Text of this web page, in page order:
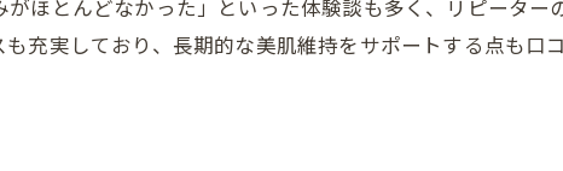
ほとんどなかった」といった体験談も多く、リピーター
充実しており、長期的な美肌維持をサポートする点も口